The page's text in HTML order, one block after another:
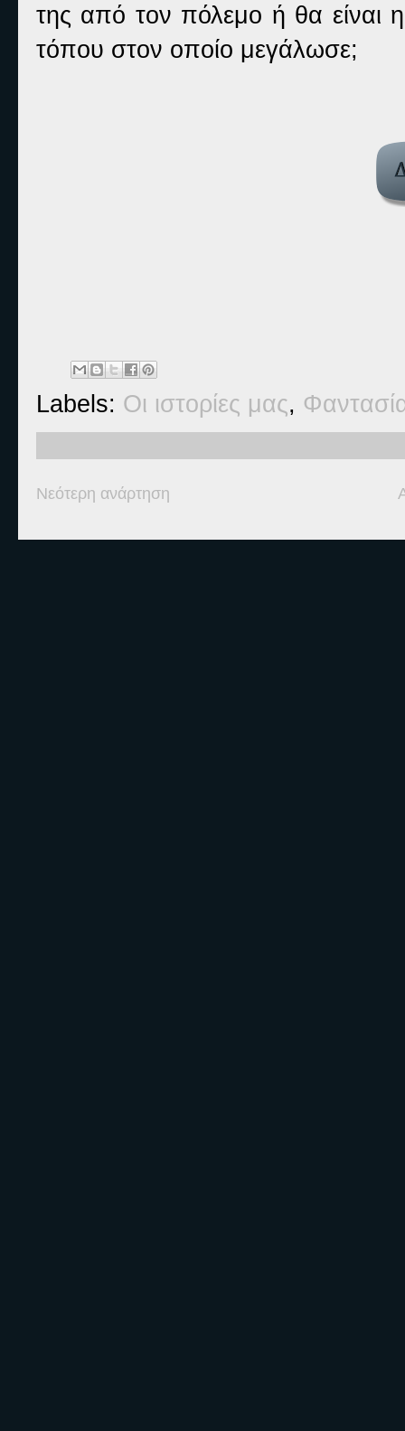
της από τον πόλεμο ή θα είναι
τόπου στον οποίο μεγάλωσε;
Labels: Οι ιστορίες μας,
Νεότερη ανάρτηση